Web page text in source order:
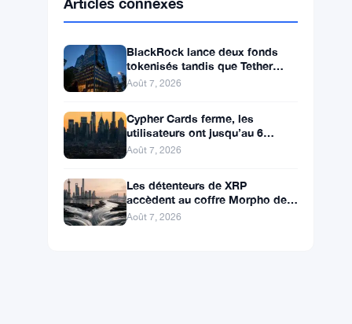
Solana SOL $74.5855 ▲ +2.30%
XRPXRP $1.0332
BlackRock lance deux fonds